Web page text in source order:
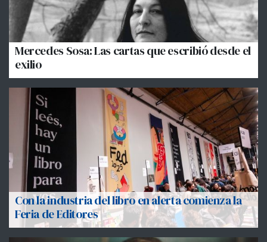
Con la industria del libro en alerta comienza la
Feria de Editores
Mercedes Sosa: Las cartas que escribió desde el
exilio